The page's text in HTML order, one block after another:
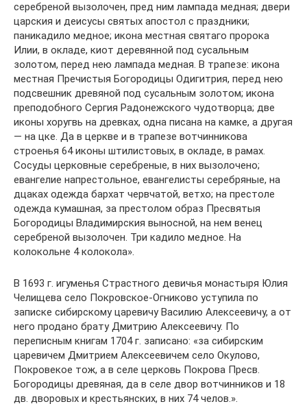
серебреной вызолочен, пред ним лампада медная; двери
царския и деисусы святых апостол с праздники;
паникадило медное; икона местная святаго пророка
Илии, в окладе, киот деревянной под сусальным
золотом, перед нею лампада медная. В трапезе: икона
местная Пречистыя Богородицы Одигитрия, перед нею
подсвешник древяной под сусальным золотом; икона
преподобного Сергия Радонежского чудотворца; две
иконы хоругвь на древках, одна писана на камке, а другая
— на цке. Да в церкве и в трапезе вотчинникова
строенья 64 иконы штилистовых, в окладе, в рамах.
Сосуды церковные серебреные, в них вызолочено;
евангелие напрестольное, евангелисты серебряные, на
дцаках одежда бархат червчатой, ветхо; на престоле
одежда кумашная, за престолом образ Пресвятыя
Богородицы Владимирския выносной, на нем венец
серебреной вызолочен. Три кадило медное. На
колокольне 4 колокола».
В 1693 г. игуменья Страстного девичья монастыря Юлия
Челищева село Покровское-Огниково уступила по
записке сибирскому царевичу Василию Алексеевичу, а от
него продано брату Дмитрию Алексеевичу. По
переписным книгам 1704 г. записано: «за сибирским
царевичем Дмитрием Алексеевичем село Окулово,
Покровекое тож, а в селе церковь Покрова Пресв.
Богородицы древяная, да в селе двор вотчинников и 18
дв. дворовых и крестьянских, в них 74 челов.».